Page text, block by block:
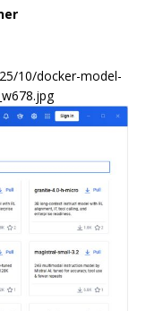
10/docker-model-